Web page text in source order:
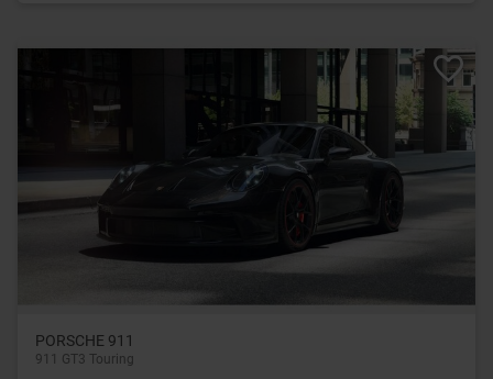
PORSCHE 911
911 GT3 Touring